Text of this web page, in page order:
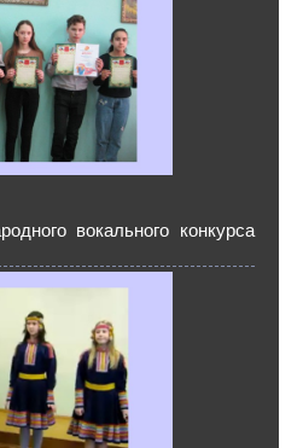
вокального конкурса